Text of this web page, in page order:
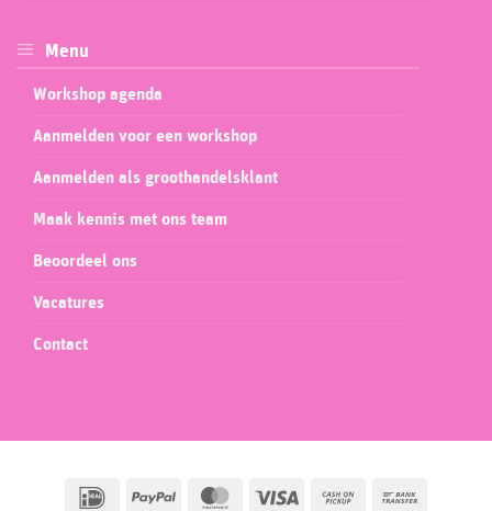
Menu
Workshop agenda
Aanmelden voor een workshop
Aanmelden als groothandelsklant
Maak kennis met ons team
Beoordeel ons
Vacatures
Contact
IDeal PayPal MasterCardVisa Cash